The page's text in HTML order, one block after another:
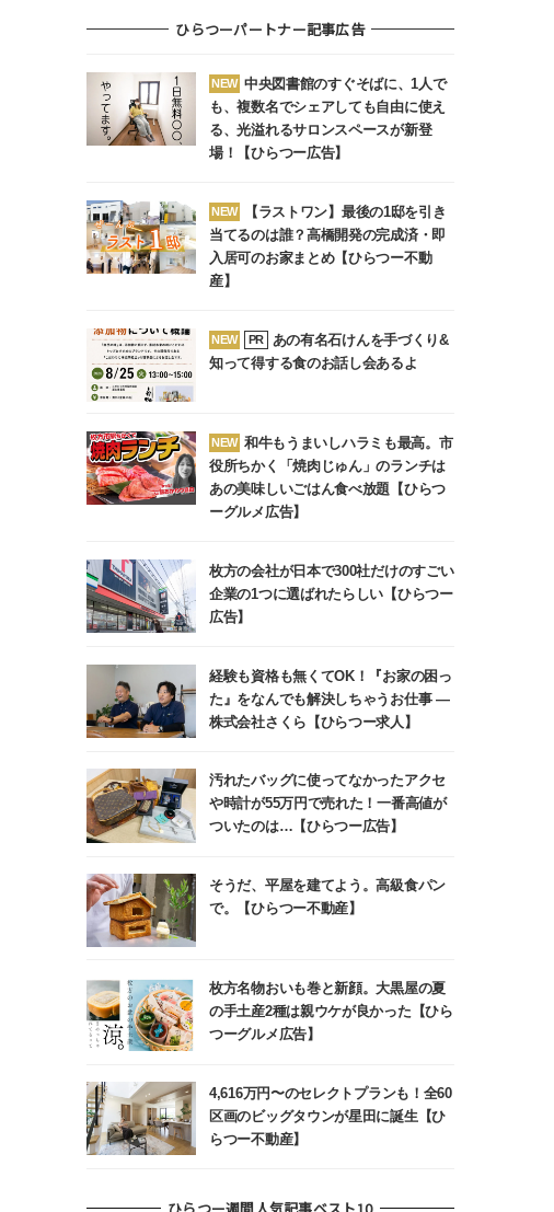
ひらつーパートナー記事広告
NEW 中央図書館のすぐそばに、1人で
も、複数名でシェアしても自由に使え
る、光溢れるサロンスペースが新登
場！【ひらつー広告】
NEW
【ラストワン】最後の1邸を引き
当てるのは誰？高橋開発の完成済・即
入居可のお家まとめ【ひらつー不動
産】
NEW PR
あの有名石けんを手づくり&
知って得する食のお話し会あるよ
NEW 和牛もうまいしハラミも最高。市
役所ちかく「焼肉じゅん」のランチは
あの美味しいごはん食べ放題【ひらつ
ーグルメ広告】
枚方の会社が日本で300社だけのすごい
企業の1つに選ばれたらしい【ひらつー
広告】
経験も資格も無くてOK！『お家の困っ
た』をなんでも解決しちゃうお仕事 ―
株式会社さくら【ひらつー求人】
汚れたバッグに使ってなかったアクセ
や時計が55万円で売れた！一番高値が
ついたのは…【ひらつー広告】
そうだ、平屋を建てよう。高級食パン
で。【ひらつー不動産】
枚方名物おいも巻と新顔。大黒屋の夏
の手土産2種は親ウケが良かった【ひら
つーグルメ広告】
4,616万円〜のセレクトプランも！全60
区画のビッグタウンが星田に誕生【ひ
らつー不動産】